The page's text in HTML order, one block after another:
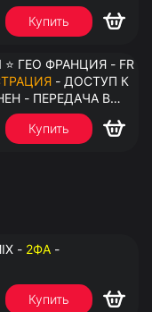
Купить
FR
- ДОСТУП К
- ПЕРЕДАЧА В
Купить
- 2ФА -
Купить